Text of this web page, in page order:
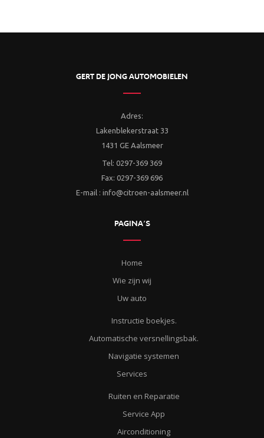
GERT DE JONG AUTOMOBIELEN
Adres:
Lakenblekerstraat 33
1431 GE Aalsmeer
Tel: 0297-369 369
Fax: 0297-369 696
E-mail : info@citroen-aalsmeer.nl
PAGINA’S
Home
Wie zijn wij
Uw auto
Instructie boekjes.
Automatische versnellingsbak.
Navigatie systemen
Services
Ruiten en Reparatie
Service App
Airconditioning